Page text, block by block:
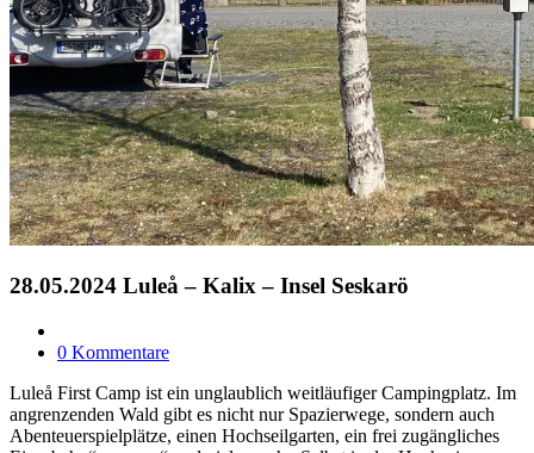
28.05.2024 Luleå – Kalix – Insel Seskarö
0 Kommentare
Luleå First Camp ist ein unglaublich weitläufiger Campingplatz. Im
angrenzenden Wald gibt es nicht nur Spazierwege, sondern auch
Abenteuerspielplätze, einen Hochseilgarten, ein frei zugängliches